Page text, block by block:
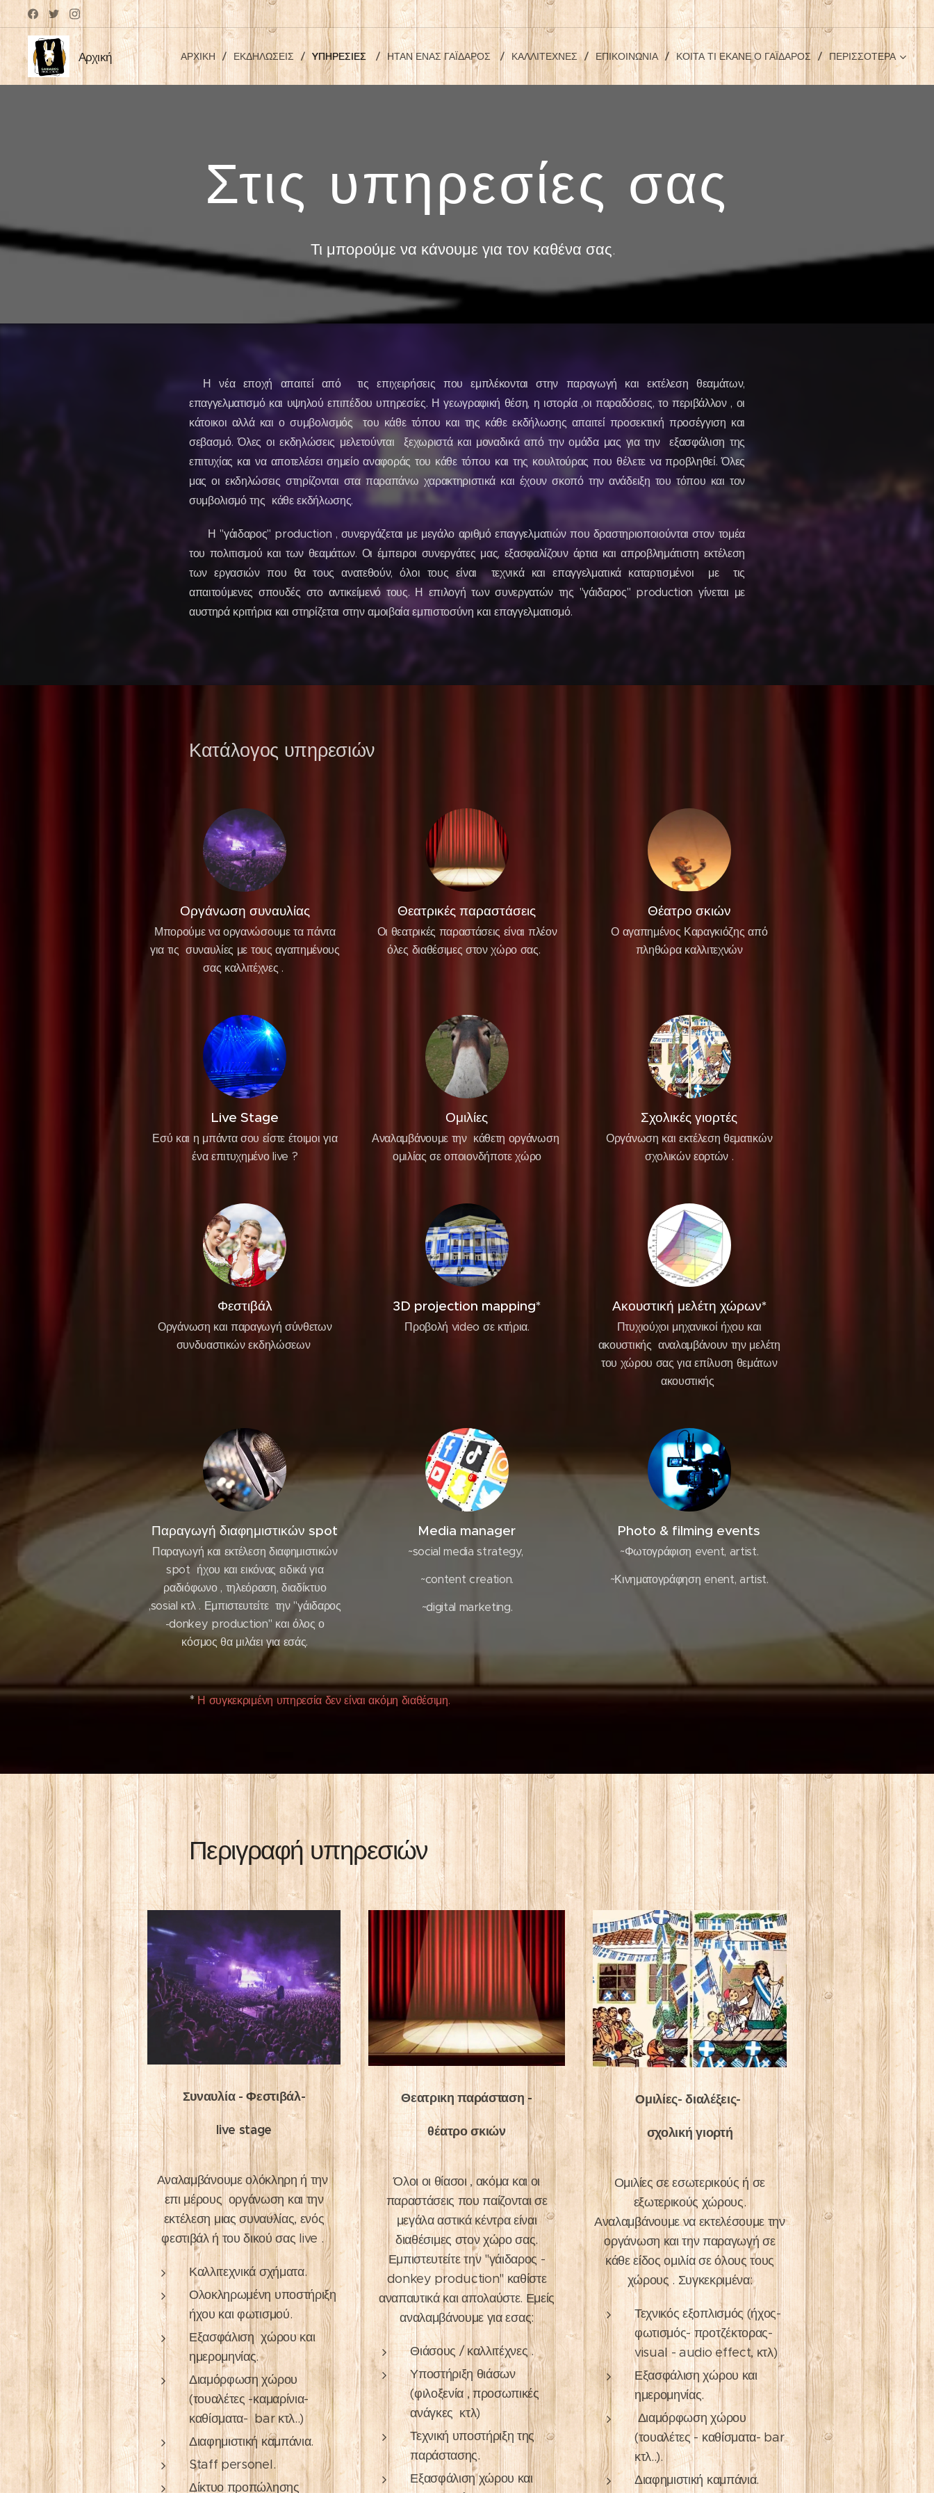
Αρχική ΑΡΧΙΚΉ ΕΚΔΗΛΏΣΕΙΣ YΠΗΡΕΣΊΕΣ ΉΤΑΝ ΈΝΑΣ ΓΆΙΔΑΡΟΣ ΚΑΛΛΙΤΈΧΝΕΣ ΕΠΙΚΟΙΝΩΝΊΑ ΚΟΊΤΑ ΤΊ ΈΚΑΝΕ Ο ΓΆΙΔΑΡΟΣ ΠΕΡΙΣΣΌΤΕΡΑ
Στις υπηρεσίες σας
Τι μπορούμε να κάνουμε για τον καθένα σας.
Η νέα εποχή απαιτεί από τις επιχειρήσεις που εμπλέκονται στην παραγωγή και εκτέλεση θεαμάτων,
επαγγελματισμό και υψηλού επιπέδου υπηρεσίες. Η γεωγραφική θέση, η ιστορία ,οι παραδόσεις, το περιβάλλον , οι
κάτοικοι αλλά και ο συμβολισμός του κάθε τόπου και της κάθε εκδήλωσης απαιτεί προσεκτική προσέγγιση και
σεβασμό. Όλες οι εκδηλώσεις μελετούνται ξεχωριστά και μοναδικά από την ομάδα μας για την εξασφάλιση της
επιτυχίας και να αποτελέσει σημείο αναφοράς του κάθε τόπου και της κουλτούρας που θέλετε να προβληθεί. Όλες
μας οι εκδηλώσεις στηρίζονται στα παραπάνω χαρακτηριστικά και έχουν σκοπό την ανάδειξη του τόπου και τον
συμβολισμό της κάθε εκδήλωσης.
Η "γάιδαρος" production , συνεργάζεται με μεγάλο αριθμό επαγγελματιών που δραστηριοποιούνται στον τομέα
του πολιτισμού και των θεαμάτων. Οι έμπειροι συνεργάτες μας, εξασφαλίζουν άρτια και απροβλημάτιστη εκτέλεση
των εργασιών που θα τους ανατεθούν, όλοι τους είναι τεχνικά και επαγγελματικά καταρτισμένοι με τις
απαιτούμενες σπουδές στο αντικείμενό τους. Η επιλογή των συνεργατών της "γάιδαρος" production γίνεται με
αυστηρά κριτήρια και στηρίζεται στην αμοιβαία εμπιστοσύνη και επαγγελματισμό.
Κατάλογος υπηρεσιών
Οργάνωση συναυλίας
Μπορούμε να οργανώσουμε τα πάντα
για τις συναυλίες με τους αγαπημένους
σας καλλιτέχνες .
Θεατρικές παραστάσεις
Οι θεατρικές παραστάσεις είναι πλέον
όλες διαθέσιμες στον χώρο σας.
Θέατρο σκιών
Ο αγαπημένος Καραγκιόζης από
πληθώρα καλλιτεχνών
Live Stage
Εσύ και η μπάντα σου είστε έτοιμοι για
ένα επιτυχημένο live ?
Ομιλίες
Αναλαμβάνουμε την κάθετη οργάνωση
ομιλίας σε οποιονδήποτε χώρο
Σχολικές γιορτές
Οργάνωση και εκτέλεση θεματικών
σχολικών εορτών .
Φεστιβάλ
Οργάνωση και παραγωγή σύνθετων
συνδυαστικών εκδηλώσεων
3D projection mapping*
Προβολή video σε κτήρια.
Ακουστική μελέτη χώρων*
Πτυχιούχοι μηχανικοί ήχου και
ακουστικής αναλαμβάνουν την μελέτη
του χώρου σας για επίλυση θεμάτων
ακουστικής
Παραγωγή διαφημιστικών spot
Παραγωγή και εκτέλεση διαφημιστικών
spot ήχου και εικόνας ειδικά για
ραδιόφωνο , τηλεόραση, διαδίκτυο
,sosial κτλ . Εμπιστευτείτε την "γάιδαρος
-donkey production" και όλος ο
κόσμος θα μιλάει για εσάς.
Media manager
~social media strategy,
~content creation.
~digital marketing.
Photo & filming events
~Φωτογράφιση event, artist.
~Κινηματογράφηση enent, artist.
*Η συγκεκριμένη υπηρεσία δεν είναι ακόμη διαθέσιμη.
Περιγραφή υπηρεσιών
Συναυλία - Φεστιβάλ-
live stage
Αναλαμβάνουμε ολόκληρη ή την
επι μέρους οργάνωση και την
εκτέλεση μιας συναυλίας, ενός
φεστιβάλ ή του δικού σας live .
Καλλιτεχνικά σχήματα.
Ολοκληρωμένη υποστήριξη
ήχου και φωτισμού.
Εξασφάλιση χώρου και
ημερομηνίας.
Διαμόρφωση χώρου
(τουαλέτες -καμαρίνια-
καθίσματα- bar κτλ..)
Διαφημιστική καμπάνια.
Staff personel.
Δίκτυο προπώλησης
Θεατρικη παράσταση -
θέατρο σκιών
Όλοι οι θίασοι , ακόμα και οι
παραστάσεις που παίζονται σε
μεγάλα αστικά κέντρα είναι
διαθέσιμες στον χώρο σας.
Εμπιστευτείτε την "γάιδαρος -
donkey production" καθίστε
αναπαυτικά και απολαύστε. Εμείς
αναλαμβάνουμε για εσας:
Θιάσους / καλλιτέχνες .
Υποστήριξη θιάσων
(φιλοξενία , προσωπικές
ανάγκες κτλ)
Τεχνική υποστήριξη της
παράστασης.
Εξασφάλιση χώρου και
Ομιλίες- διαλέξεις-
σχολική γιορτή
Ομιλίες σε εσωτερικούς ή σε
εξωτερικούς χώρους.
Αναλαμβάνουμε να εκτελέσουμε την
οργάνωση και την παραγωγή σε
κάθε είδος ομιλία σε όλους τους
χώρους . Συγκεκριμένα:
Τεχνικός εξοπλισμός (ήχος-
φωτισμός- προτζέκτορας-
visual - audio effect, κτλ)
Εξασφάλιση χώρου και
ημερομηνίας.
Διαμόρφωση χώρου
(τουαλέτες - καθίσματα- bar
κτλ..).
Διαφημιστική καμπάνια.